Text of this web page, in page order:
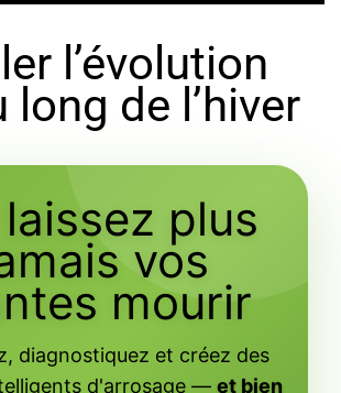
l’évolution
de l’hiver
plus
vos
mourir
diagnostiquez et créez des
d'arrosage — et bien